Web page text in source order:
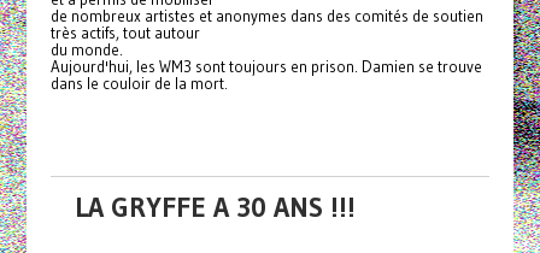
de nombreux artistes et anonymes dans des comités de soutien
très actifs, tout autour
du monde.
Aujourd'hui, les WM3 sont toujours en prison. Damien se trouve
dans le couloir de la mort.
LA GRYFFE A 30 ANS !!!